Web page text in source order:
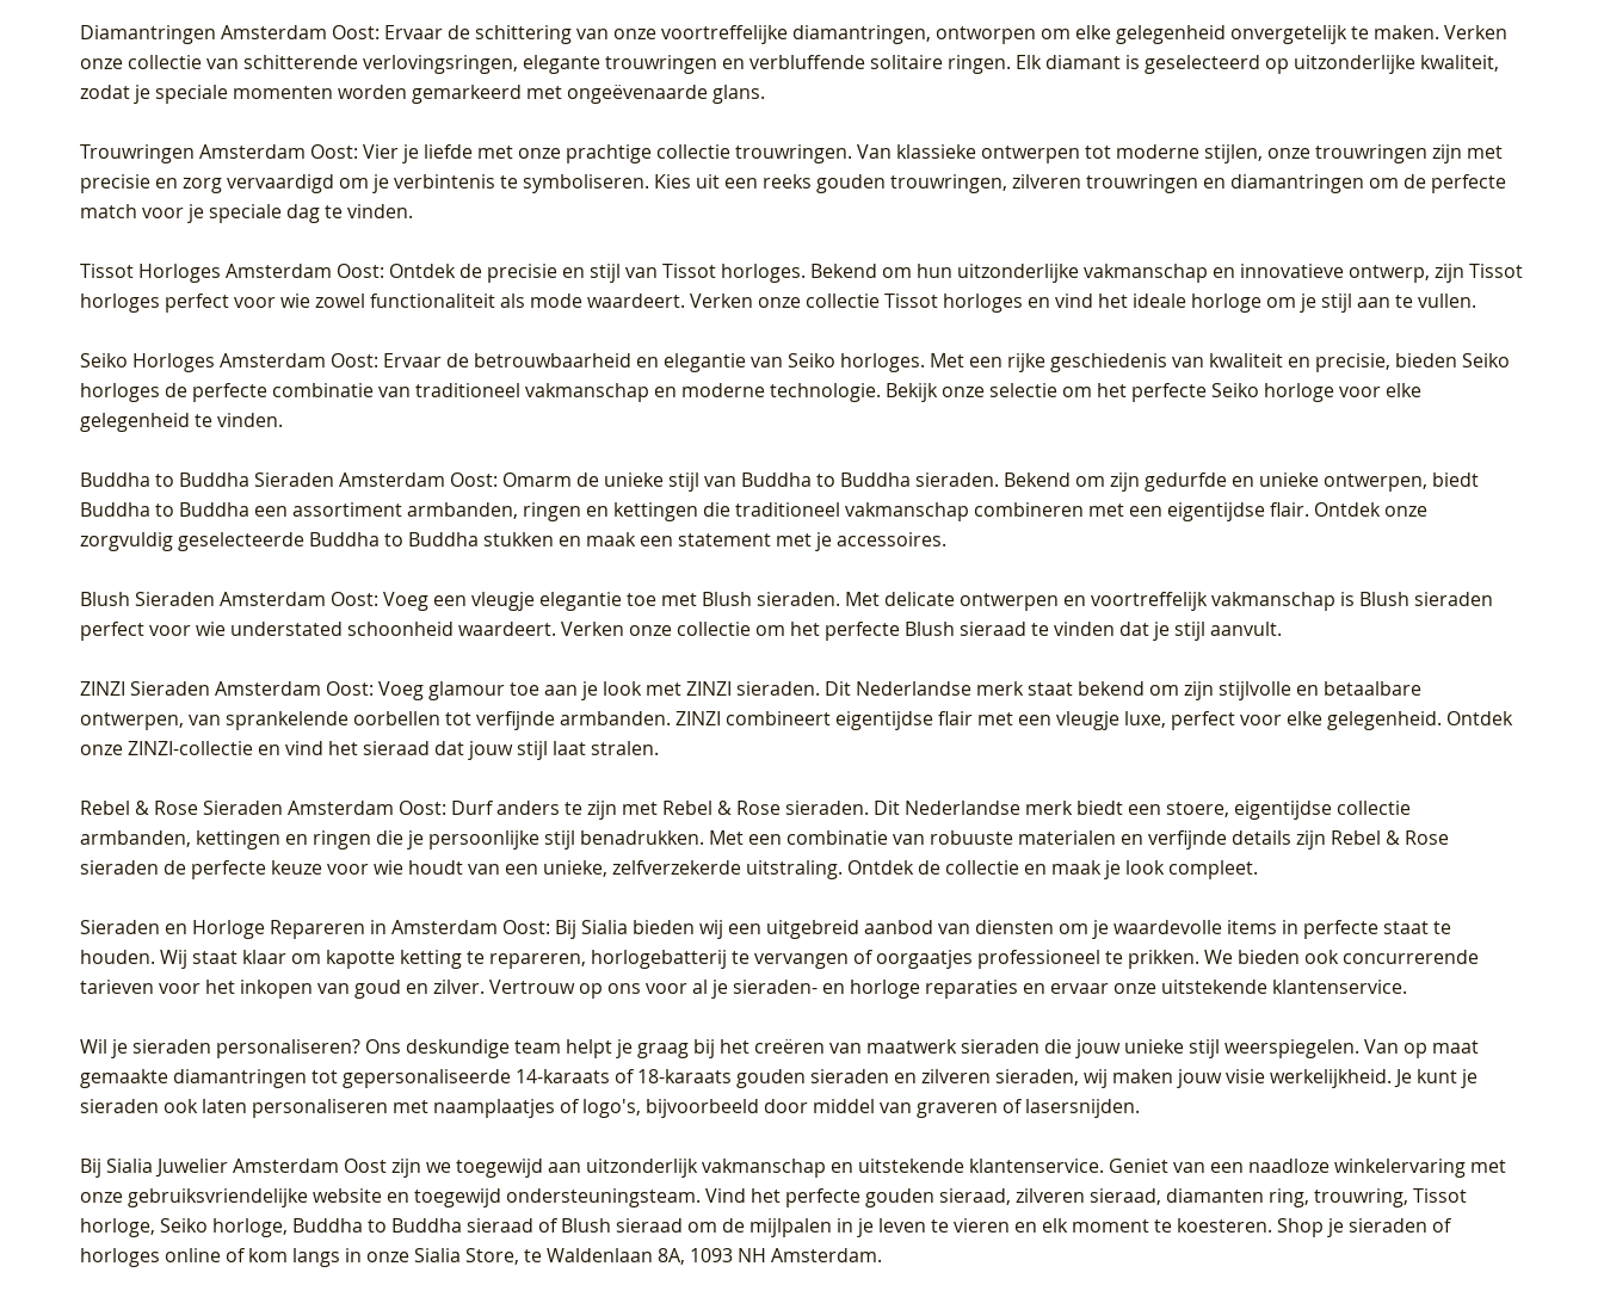
Diamantringen Amsterdam Oost: Ervaar de schittering van onze voortreffelijke diamantringen, ontworpen om elke gelegenheid onvergetelijk te maken. Verken
onze collectie van schitterende verlovingsringen, elegante trouwringen en verbluffende solitaire ringen. Elk diamant is geselecteerd op uitzonderlijke kwaliteit,
zodat je speciale momenten worden gemarkeerd met ongeëvenaarde glans.
Trouwringen Amsterdam Oost: Vier je liefde met onze prachtige collectie trouwringen. Van klassieke ontwerpen tot moderne stijlen, onze trouwringen zijn met
precisie en zorg vervaardigd om je verbintenis te symboliseren. Kies uit een reeks gouden trouwringen, zilveren trouwringen en diamantringen om de perfecte
match voor je speciale dag te vinden.
Tissot Horloges Amsterdam Oost: Ontdek de precisie en stijl van Tissot horloges. Bekend om hun uitzonderlijke vakmanschap en innovatieve ontwerp, zijn Tissot
horloges perfect voor wie zowel functionaliteit als mode waardeert. Verken onze collectie Tissot horloges en vind het ideale horloge om je stijl aan te vullen.
Seiko Horloges Amsterdam Oost: Ervaar de betrouwbaarheid en elegantie van Seiko horloges. Met een rijke geschiedenis van kwaliteit en precisie, bieden Seiko
horloges de perfecte combinatie van traditioneel vakmanschap en moderne technologie. Bekijk onze selectie om het perfecte Seiko horloge voor elke
gelegenheid te vinden.
Buddha to Buddha Sieraden Amsterdam Oost: Omarm de unieke stijl van Buddha to Buddha sieraden. Bekend om zijn gedurfde en unieke ontwerpen, biedt
Buddha to Buddha een assortiment armbanden, ringen en kettingen die traditioneel vakmanschap combineren met een eigentijdse flair. Ontdek onze
zorgvuldig geselecteerde Buddha to Buddha stukken en maak een statement met je accessoires.
Blush Sieraden Amsterdam Oost: Voeg een vleugje elegantie toe met Blush sieraden. Met delicate ontwerpen en voortreffelijk vakmanschap is Blush sieraden
perfect voor wie understated schoonheid waardeert. Verken onze collectie om het perfecte Blush sieraad te vinden dat je stijl aanvult.
ZINZI Sieraden Amsterdam Oost: Voeg glamour toe aan je look met ZINZI sieraden. Dit Nederlandse merk staat bekend om zijn stijlvolle en betaalbare
ontwerpen, van sprankelende oorbellen tot verfijnde armbanden. ZINZI combineert eigentijdse flair met een vleugje luxe, perfect voor elke gelegenheid. Ontdek
onze ZINZI-collectie en vind het sieraad dat jouw stijl laat stralen.
Rebel & Rose Sieraden Amsterdam Oost: Durf anders te zijn met Rebel & Rose sieraden. Dit Nederlandse merk biedt een stoere, eigentijdse collectie
armbanden, kettingen en ringen die je persoonlijke stijl benadrukken. Met een combinatie van robuuste materialen en verfijnde details zijn Rebel & Rose
sieraden de perfecte keuze voor wie houdt van een unieke, zelfverzekerde uitstraling. Ontdek de collectie en maak je look compleet.
Sieraden en Horloge Repareren in Amsterdam Oost: Bij Sialia bieden wij een uitgebreid aanbod van diensten om je waardevolle items in perfecte staat te
houden. Wij staat klaar om kapotte ketting te repareren, horlogebatterij te vervangen of oorgaatjes professioneel te prikken. We bieden ook concurrerende
tarieven voor het inkopen van goud en zilver. Vertrouw op ons voor al je sieraden- en horloge reparaties en ervaar onze uitstekende klantenservice.
Wil je sieraden personaliseren? Ons deskundige team helpt je graag bij het creëren van maatwerk sieraden die jouw unieke stijl weerspiegelen. Van op maat
gemaakte diamantringen tot gepersonaliseerde 14-karaats of 18-karaats gouden sieraden en zilveren sieraden, wij maken jouw visie werkelijkheid. Je kunt je
sieraden ook laten personaliseren met naamplaatjes of logo's, bijvoorbeeld door middel van graveren of lasersnijden.
BijSialia Juwelier Amsterdam Oostzijn we toegewijd aan uitzonderlijk vakmanschap en uitstekende klantenservice. Geniet van een naadloze winkelervaring met
onze gebruiksvriendelijke website en toegewijd ondersteuningsteam. Vind het perfecte gouden sieraad, zilveren sieraad, diamanten ring, trouwring, Tissot
horloge, Seiko horloge, Buddha to Buddha sieraad of Blush sieraad om de mijlpalen in je leven te vieren en elk moment te koesteren. Shop je sieraden of
horloges online of kom langs in onze Sialia Store, te Waldenlaan 8A, 1093 NH Amsterdam.